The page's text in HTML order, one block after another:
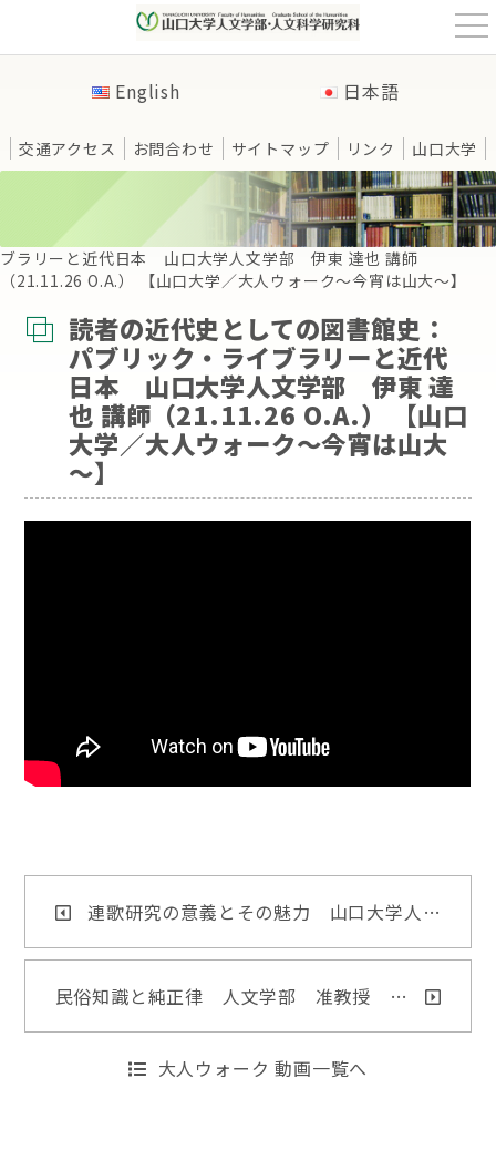
t
o
g
v
i
g
a
t
i
English 日本語
交通アクセス お問合わせ サイトマップ リンク 山口大学
>動画
読者の近代史としての図書館史：パブリック・ライ
ブラリーと近代日本 山口大学人文学部 伊東 達也 講師
（21.11.26 O.A.） 【山口大学／大人ウォーク～今宵は山大～】
読者の近代史としての図書館史：
パブリック・ライブラリーと近代
日本 山口大学人文学部 伊東 達
也 講師（21.11.26 O.A.） 【山口
大学／大人ウォーク～今宵は山大
～】
連歌研究の意義とその魅力 山口大学人…
民俗知識と純正律 人文学部 准教授 …
大人ウォーク 動画一覧へ